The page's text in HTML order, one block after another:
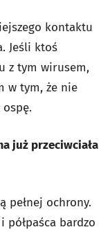
kontaktu
Jeśli ktoś
z tym wirusem,
w tym, że nie
już przeciwciała
pełnej ochrony.
bardzo